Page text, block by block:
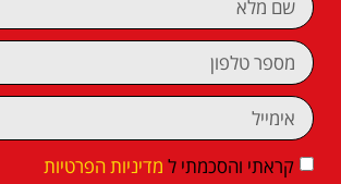
קראתי והסכמתי ל מדיניות הפרטיות